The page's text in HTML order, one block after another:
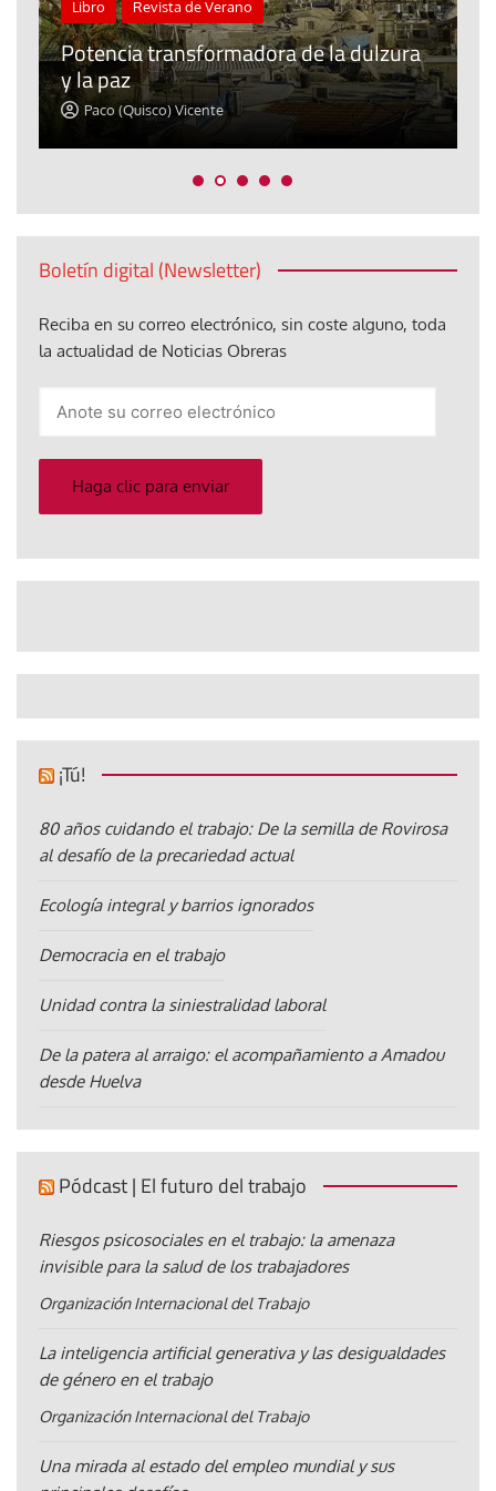
Libro Revista de Verano
Potencia transformadora de la dulzura
y la paz
Paco (Quisco) Vicente
Boletín digital (Newsletter)
Reciba en su correo electrónico, sin coste alguno, toda
la actualidad de Noticias Obreras
electrónico
Haga clic para enviar
¡Tú!
80 años cuidando el trabajo: De la semilla de Rovirosa
al desafío de la precariedad actual
Ecología integral y barrios ignorados
Democracia en el trabajo
Unidad contra la siniestralidad laboral
De la patera al arraigo: el acompañamiento a Amadou
desde Huelva
Pódcast | El futuro del trabajo
Riesgos psicosociales en el trabajo: la amenaza
invisible para la salud de los trabajadores
Organización Internacional del Trabajo
La inteligencia artificial generativa y las desigualdades
de género en el trabajo
Organización Internacional del Trabajo
Una mirada al estado del empleo mundial y sus